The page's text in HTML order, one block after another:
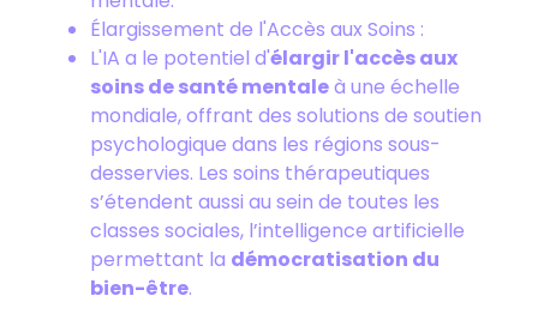
Élargissement de l'Accès aux Soins :
L'IA a le potentiel d'élargir l'accès aux
soins de santé mentaleà une échelle
mondiale, offrant des solutions de soutien
psychologique dans les régions sous-
desservies. Les soins thérapeutiques
s’étendent aussi au sein de toutes les
classes sociales, l’intelligence artificielle
permettant la démocratisation du
bien-être.